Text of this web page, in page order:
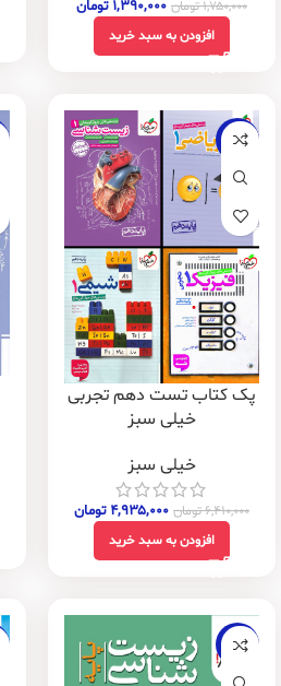
۱,۷۵۰,۰۰۰تومان ۱,۳۹۰,۰۰۰ تومان
افزودن به سبد خرید
-23%
پک کتاب تست دهم تجربی
خیلی سبز
خیلی سبز
۶,۴۱۰,۰۰۰تومان ۴,۹۳۵,۰۰۰ تومان
افزودن به سبد خرید
-20%